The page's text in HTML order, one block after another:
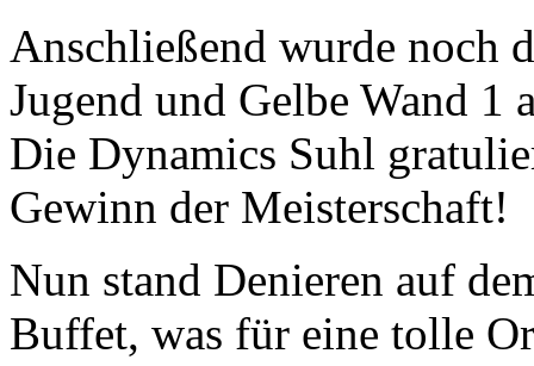
Anschließend wurde noch
Jugend und Gelbe Wand 1
Die Dynamics Suhl
Gewinn der Meisterschaft!
Nun stand Denieren auf
Buffet, was für eine tolle